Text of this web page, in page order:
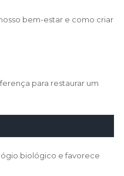
bem-estar e como criar
para restaurar um
biológico e favorece